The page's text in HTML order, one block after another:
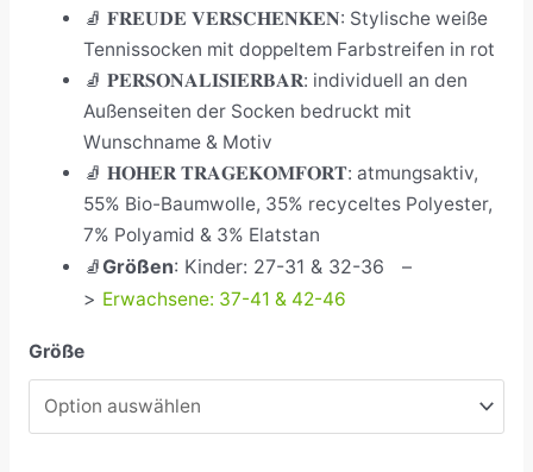
🧦𝐅𝐑𝐄𝐔𝐃𝐄 𝐕𝐄𝐑𝐒𝐂𝐇𝐄𝐍𝐊𝐄𝐍: Stylische weiße
Tennissocken mit doppeltem Farbstreifen in rot
🧦𝐏𝐄𝐑𝐒𝐎𝐍𝐀𝐋𝐈𝐒𝐈𝐄𝐑𝐁𝐀𝐑: individuell an den
Außenseiten der Socken bedruckt mit
Wunschname & Motiv
🧦 𝐇𝐎𝐇𝐄𝐑 𝐓𝐑𝐀𝐆𝐄𝐊𝐎𝐌𝐅𝐎𝐑𝐓: atmungsaktiv,
55% Bio-Baumwolle, 35% recyceltes Polyester,
7% Polyamid & 3% Elatstan
🧦Größen: Kinder: 27-31 & 32-36
–
> Erwachsene: 37-41 & 42-46
Größe